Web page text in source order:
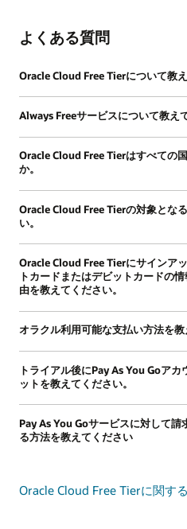
ー
ン
グ
と
認
定
の
詳
よくある質問
Oracle Cloud Free Tierについて教え
Always Freeサービスについて教え
Oracle Cloud Free Tierはすべての
か。
Oracle Cloud Free Tierの対象とな
い。
Oracle Cloud Free Tierにサインア
トカードまたはデビットカードの
由を教えてください。
オラクル利用可能な支払い方法を教
トライアル後にPay As You Goアカ
ットを教えてください。
Pay As You Goサービスに対して請
る方法を教えてください
Oracle Cloud Free Tierに関す